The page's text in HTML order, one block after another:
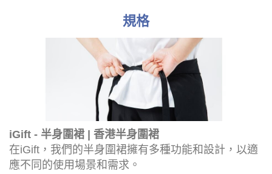
規格
iGift - 半身圍裙 | 香港半身圍裙
在iGift，我們的半身圍裙擁有多種功能和設計，以適
應不同的使用場景和需求。